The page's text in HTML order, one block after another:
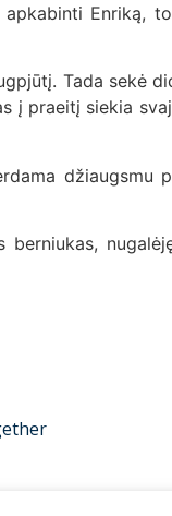
Tada sekė
į praeitį siekia